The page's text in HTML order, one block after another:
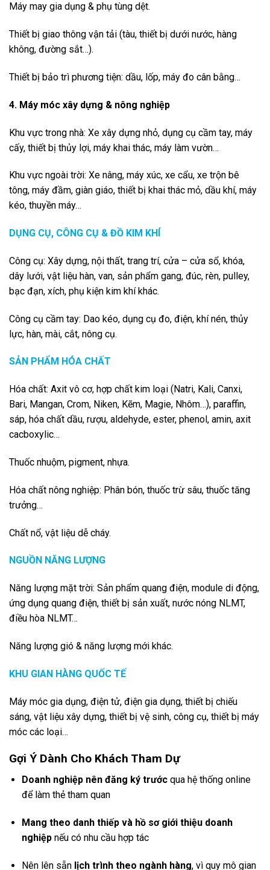
Máy may gia dụng & phụ tùng dệt.
Thiết bị giao thông vận tải (tàu, thiết bị dưới nước, hàng
không, đường sắt…).
Thiết bị bảo trì phương tiện: dầu, lốp, máy đo cân bằng…
4. Máy móc xây dựng & nông nghiệp
Khu vực trong nhà: Xe xây dựng nhỏ, dụng cụ cầm tay, máy
cấy, thiết bị thủy lợi, máy khai thác, máy làm vườn…
Khu vực ngoài trời: Xe nâng, máy xúc, xe cẩu, xe trộn bê
tông, máy đầm, giàn giáo, thiết bị khai thác mỏ, dầu khí, máy
kéo, thuyền máy…
DỤNG CỤ, CÔNG CỤ & ĐỒ KIM KHÍ
Công cụ: Xây dựng, nội thất, trang trí, cửa – cửa sổ, khóa,
dây lưới, vật liệu hàn, van, sản phẩm gang, đúc, rèn, pulley,
bạc đạn, xích, phụ kiện kim khí khác.
Công cụ cầm tay: Dao kéo, dụng cụ đo, điện, khí nén, thủy
lực, hàn, mài, cắt, nông cụ.
SẢN PHẨM HÓA CHẤT
Hóa chất: Axit vô cơ, hợp chất kim loại (Natri, Kali, Canxi,
Bari, Mangan, Crom, Niken, Kẽm, Magie, Nhôm…), paraffin,
sáp, hóa chất dầu, rượu, aldehyde, ester, phenol, amin, axit
cacboxylic…
Thuốc nhuộm, pigment, nhựa.
Hóa chất nông nghiệp: Phân bón, thuốc trừ sâu, thuốc tăng
trưởng…
Chất nổ, vật liệu dễ cháy.
NGUỒN NĂNG LƯỢNG
Năng lượng mặt trời: Sản phẩm quang điện, module di động,
ứng dụng quang điện, thiết bị sản xuất, nước nóng NLMT,
điều hòa NLMT…
Năng lượng gió & năng lượng mới khác.
KHU GIAN HÀNG QUỐC TẾ
Máy móc gia dụng, điện tử, điện gia dụng, thiết bị chiếu
sáng, vật liệu xây dựng, thiết bị vệ sinh, công cụ, thiết bị máy
móc các loại…
Gợi Ý Dành Cho Khách Tham Dự
Doanh nghiệp nên đăng ký trướcqua hệ thống online
để làm thẻ tham quan
Mang theo danh thiếp và hồ sơ giới thiệu doanh
nghiệpnếu có nhu cầu hợp tác
Nên lên sẵn lịch trình theo ngành hàng, vì quy mô gian